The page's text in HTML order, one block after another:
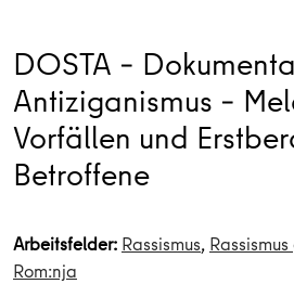
DOSTA –
Antiziganismus –
Vorfällen und
Betroffene
Arbeitsfelder: Rassismus,
Rom:nja